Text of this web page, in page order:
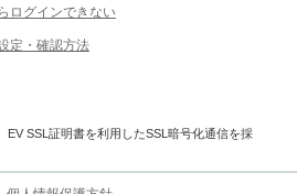
ログインできない
定・確認方法
EV SSL証明書を利用したSSL暗号化通信を採